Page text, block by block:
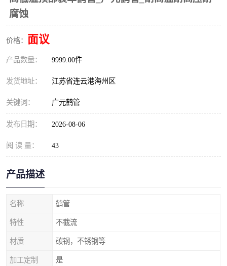
腐蚀
价格： 面议
产品数量： 9999.00件
发货地址： 江苏省连云港海州区
关键词： 广元鹤管
发布日期： 2026-08-06
阅 读 量： 43
产品描述
名称 鹤管
特性 不截流
材质 碳钢，不锈钢等
加工定制 是